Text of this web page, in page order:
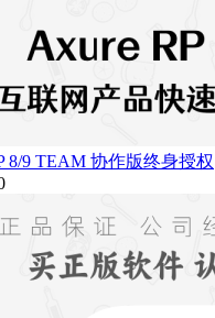
8/9 TEAM 协作版终身授权